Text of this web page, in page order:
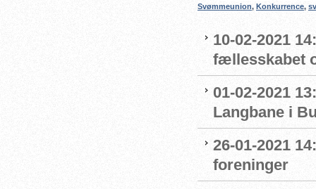
Svømmeunion, Konkurrence,
10-02-2021
fællesskabet
01-02-2021
Langbane i
26-01-2021
foreninger